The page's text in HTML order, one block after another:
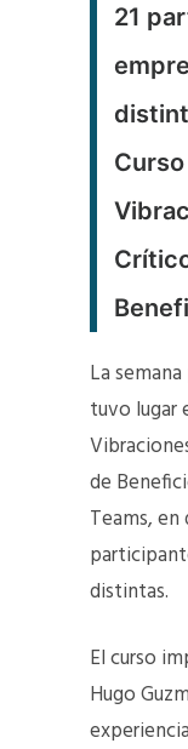
21
La
tuvo lugar
de
Teams,
distintas.
El curso
Hugo